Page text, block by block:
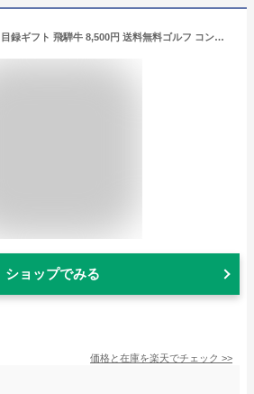
A3サイズパネル付 目録ギフト 飛騨牛 8,500円 送料無料ゴルフ コンペ 結婚式 二次会 歓送迎会 抽選 景品 幹事 主催 ギフト 肉 ステーキ 焼肉 しゃぶしゃぶ すき焼き - ひぐちのギフト AG
ショップでみる
価格と在庫を楽天でチェック >>